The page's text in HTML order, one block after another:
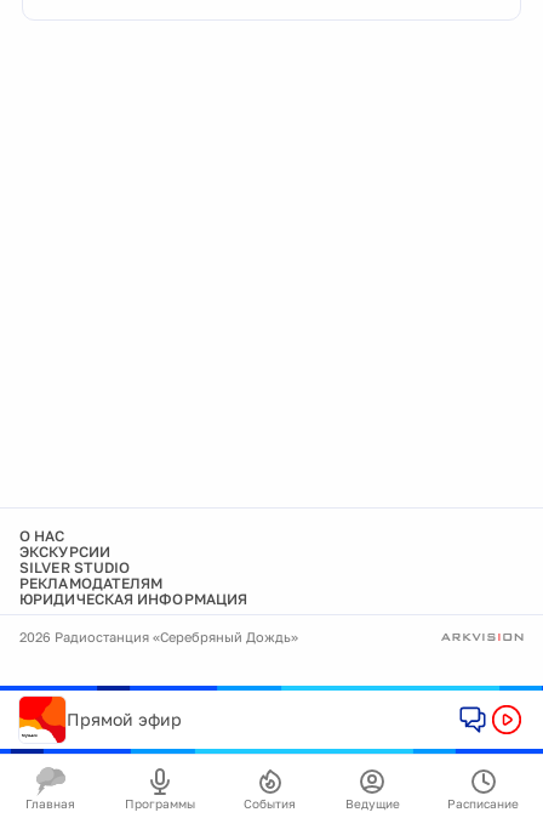
О НАС
ЭКСКУРСИИ
SILVER STUDIO
РЕКЛАМОДАТЕЛЯМ
ЮРИДИЧЕСКАЯ ИНФОРМАЦИЯ
2026 Радиостанция «Серебряный Дождь»
Прямой эфир
Главная Программы События Ведущие Расписание